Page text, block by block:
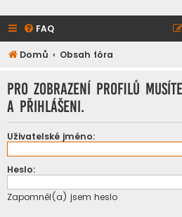
FAQ
Domů Obsah fóra
Pro zobrazení profilů
a přihlášeni.
Uživatelské jméno:
Heslo:
Zapomněl(a) jsem heslo